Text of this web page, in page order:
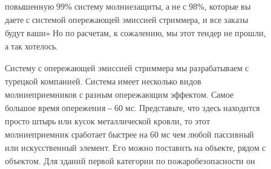
повышенную 99% систему молниезащиты, а не с 98%, которые вы
даете с системой опережающей эмиссией стриммера, и все заказы
будут ваши» Но по расчетам, к сожалению, мы этот тендер не прошли,
а так хотелось.
Систему с опережающей эмиссией стриммера мы разрабатываем с
турецкой компанией. Система имеет несколько видов
молниеприемников с разным опережающим эффектом. Самое
большое время опережения – 60 мс. Представьте, что здесь находится
просто штырь или кусок металлической кровли, то этот
молниеприемник сработает быстрее на 60 мс чем любой пассивный
или искусственный элемент. Его можно поставить на объекте, рядом с
объектом. Для зданий первой категории по пожаробезопасности он